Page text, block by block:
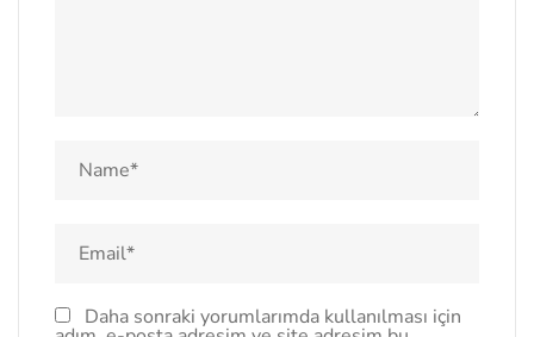
Daha sonraki yorumlarımda kullanılması için